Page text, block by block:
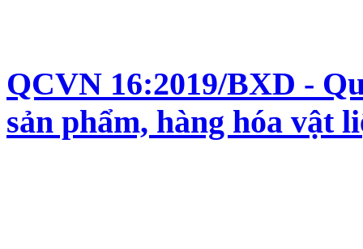
QCVN 16:2019/BXD -
sản phẩm, hàng hóa vật